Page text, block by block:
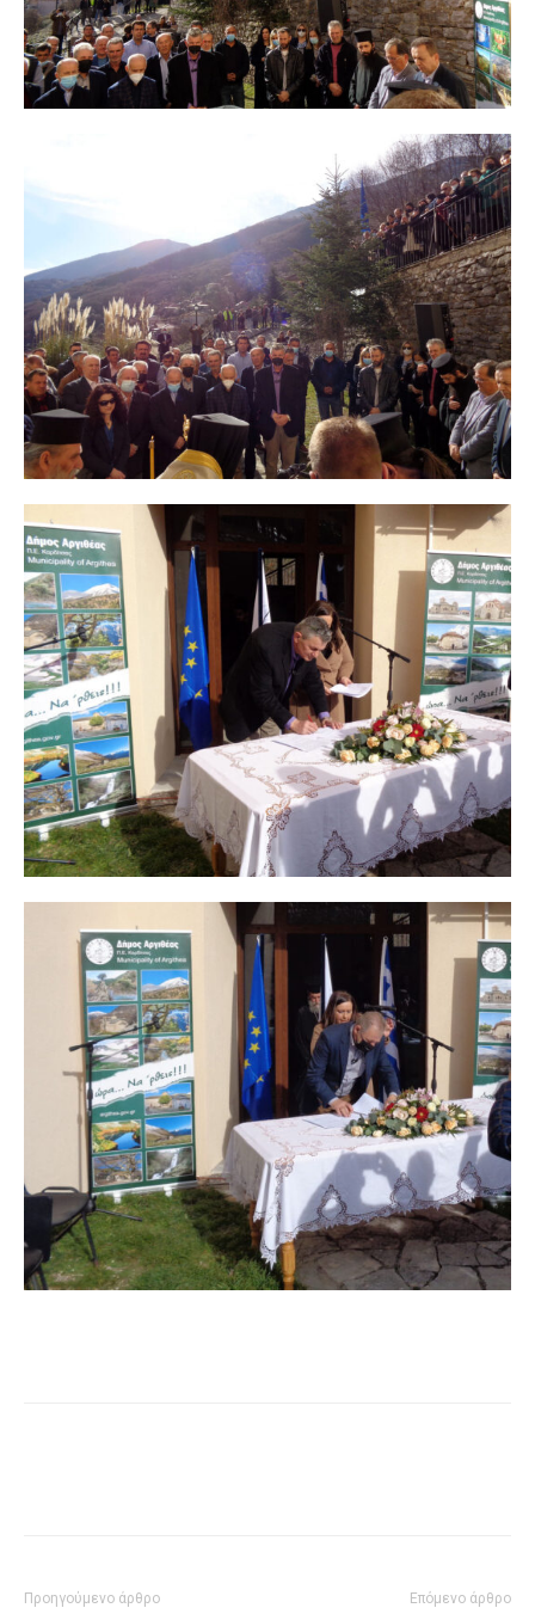
Προηγούμενο άρθρο Επόμενο άρθρο